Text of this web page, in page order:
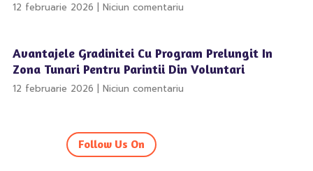
12 februarie 2026 Niciun comentariu
Avantajele Gradinitei Cu Program Prelungit In
Zona Tunari Pentru Parintii Din Voluntari
12 februarie 2026 Niciun comentariu
Follow Us On